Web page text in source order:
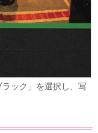
ック」を選択し、写